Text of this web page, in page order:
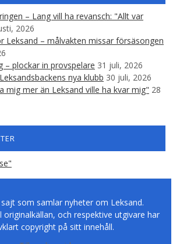
– Lang vill ha revansch: "Allt var
2026
Leksand – målvakten missar försäsongen
– plockar in provspelare 31 juli, 2026
nya klubb 30 juli, 2026
mig mer än Leksand ville ha kvar mig" 28
som samlar nyheter om Leksand.
originalkällan, och respektive utgivare har
copyright på sitt innehåll.